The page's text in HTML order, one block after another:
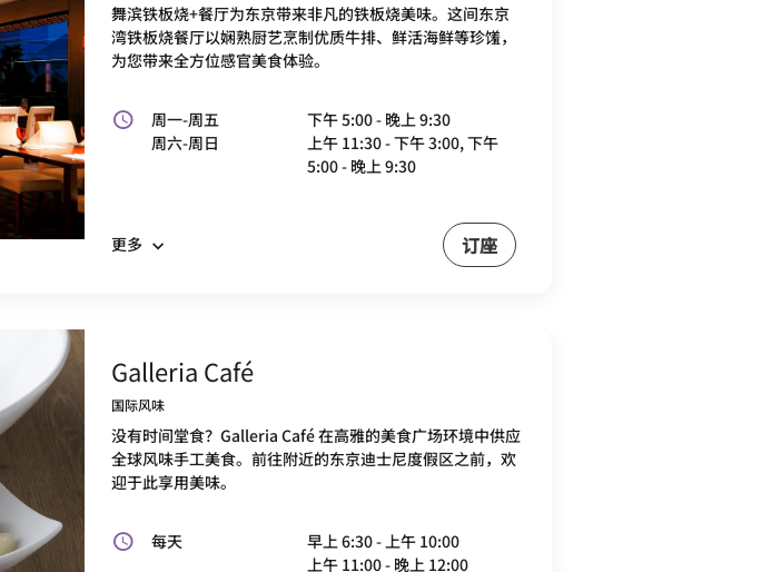
舞滨铁板烧+餐厅为东京带来非凡的铁板烧美味。这间东京
湾铁板烧餐厅以娴熟厨艺烹制优质牛排、鲜活海鲜等珍馐，
为您带来全方位感官美食体验。
周一-周五
下午 5:00 - 晚上 9:30
周六-周日
上午 11:30 - 下午 3:00, 下午
5:00 - 晚上 9:30
更多 订座
Galleria Café
国际风味
没有时间堂食？Galleria Café 在高雅的美食广场环境中供应
全球风味手工美食。前往附近的东京迪士尼度假区之前，欢
迎于此享用美味。
每天
早上 6:30 - 上午 10:00
上午 11:00 - 晚上 12:00